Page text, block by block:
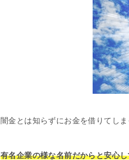
闇金とは知らずにお金を借りてし
有名企業の様な名前だからと安心